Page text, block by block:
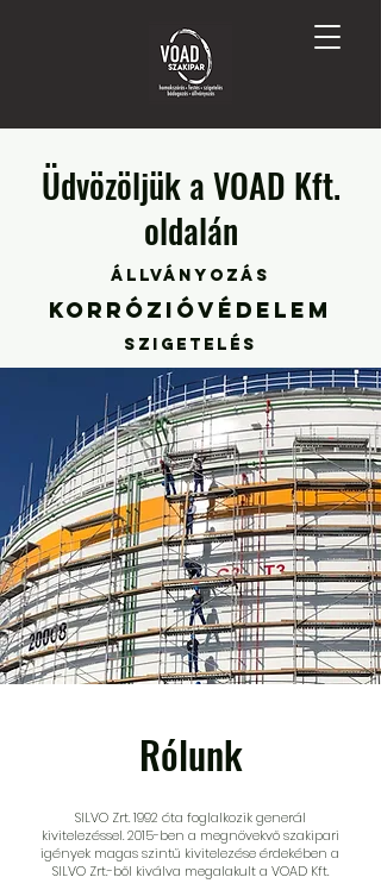
Üdvözöljük a VOAD Kft.
oldalán
Állványozás
Korrózióvédelem
Szigetelés
Rólunk
SILVO Zrt. 1992 óta foglalkozik generál
kivitelezéssel. 2015-ben a megnövekvő szakipari
igények magas szintű kivitelezése érdekében a
SILVO Zrt.-ből kiválva megalakult a VOAD Kft.